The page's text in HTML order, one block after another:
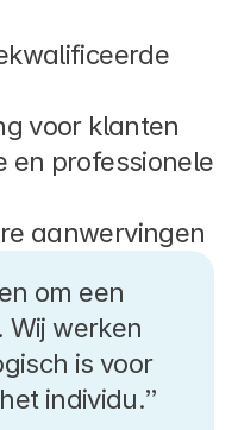
voor klanten
en professionele
aanwervingen
om een
werken
is voor
individu.”